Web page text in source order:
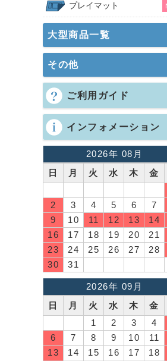
プレイマット
大型商品一覧
その他
ご利用ガイド
インフォメーション
2026年 08月
日
月 火 水 木 金
2
3 4 5 6 7
9
10 11 12 13 14
16
17 18 19 20 21
23
24 25 26 27 28
30
31
2026年 09月
日
月 火 水 木 金
1
2 3 4
6
7 8 9 10 11
13
14 15 16 17 18